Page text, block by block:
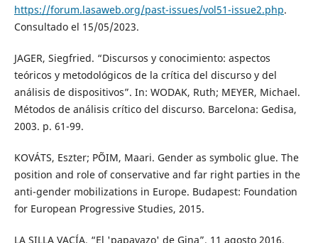
https://forum.lasaweb.org/past-issues/vol51-issue2.php.
Consultado el 15/05/2023.
JAGER, Siegfried. “Discursos y conocimiento: aspectos
teóricos y metodológicos de la crítica del discurso y del
análisis de dispositivos”. In: WODAK, Ruth; MEYER, Michael.
Métodos de análisis crítico del discurso. Barcelona: Gedisa,
2003. p. 61-99.
KOVÁTS, Eszter; PÕIM, Maari. Gender as symbolic glue. The
position and role of conservative and far right parties in the
anti-gender mobilizations in Europe. Budapest: Foundation
for European Progressive Studies, 2015.
LA SILLA VACÍA. “El 'papayazo' de Gina”. 11 agosto 2016.